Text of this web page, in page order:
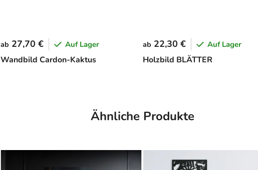
Wandbild Cardon-Kaktus
ab 27,70 € Auf Lager
Holzbild BLÄTTER
ab 22,30 € Auf Lager
Ähnliche Produkte